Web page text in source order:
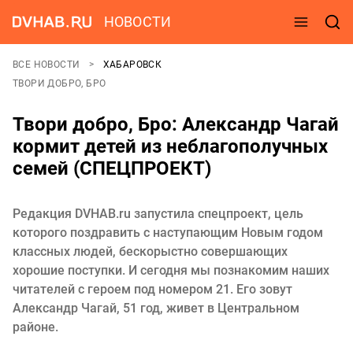
НОВОСТИ
ВСЕ НОВОСТИ
ХАБАРОВСК
ТВОРИ ДОБРО, БРО
Твори добро, Бро: Александр Чагай
кормит детей из неблагополучных
семей (СПЕЦПРОЕКТ)
Редакция DVHAB.ru запустила спецпроект, цель
которого поздравить с наступающим Новым годом
классных людей, бескорыстно совершающих
хорошие поступки. И сегодня мы познакомим наших
читателей с героем под номером 21. Его зовут
Александр Чагай, 51 год, живет в Центральном
районе.